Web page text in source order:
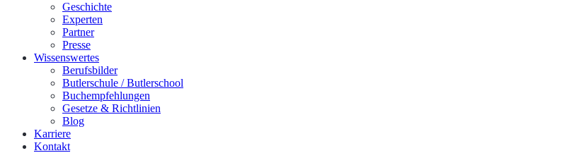
Geschichte
Experten
Partner
Presse
Wissenswertes
Berufsbilder
Butlerschule / Butlerschool
Buchempfehlungen
Gesetze & Richtlinien
Blog
Karriere
Kontakt